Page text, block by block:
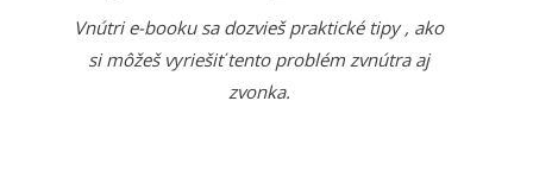
Vnútri e-booku sa dozvieš praktické tipy , ako
si môžeš vyriešiť tento problém zvnútra aj
zvonka.